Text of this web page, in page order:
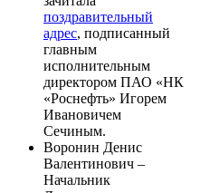
поздравительный
адрес, подписанный
главным
исполнительным
директором ПАО «НК
«Роснефть» Игорем
Ивановичем
Сечиным.
Воронин Денис
Валентинович –
Начальник